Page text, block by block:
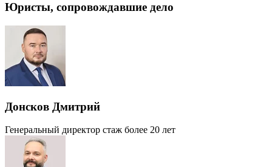
Юристы, сопровождавшие дело
Донсков Дмитрий
Генеральный директор стаж более 20 лет